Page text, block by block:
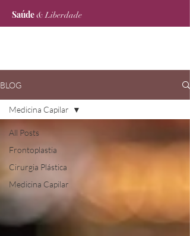
Saúde& Liberdade
BLOG
All Posts
Frontoplastia
Cirurgia Plástica
Medicina Capilar
Medicina Capilar